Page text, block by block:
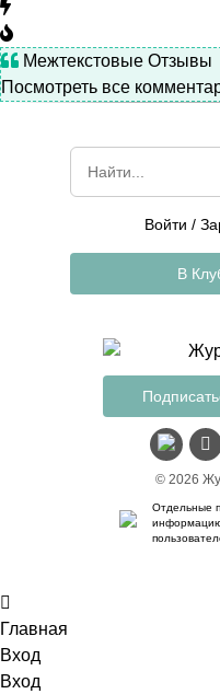
Межтекстовые Отзывы
Посмотреть все
© 2026
Отдельные
Войти /
В
Главная
Вход
Вход